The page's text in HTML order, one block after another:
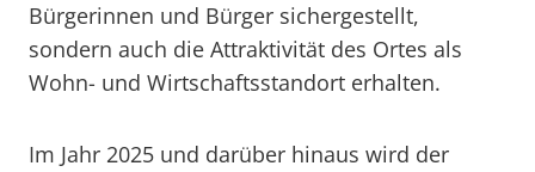
Bürgerinnen und Bürger sichergestellt,
sondern auch die Attraktivität des Ortes als
Wohn- und Wirtschaftsstandort erhalten.
Im Jahr 2025 und darüber hinaus wird der